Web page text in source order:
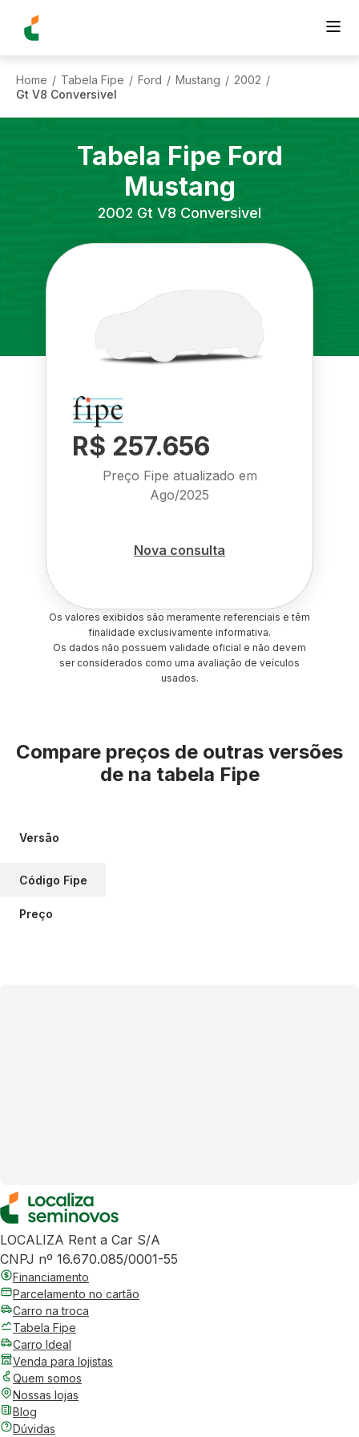
Home / Tabela Fipe / Ford / Mustang / 2002 /
Gt V8 Conversivel
Tabela Fipe Ford
Mustang
2002 Gt V8 Conversivel
R$ 257.656
Preço Fipe atualizado em
Ago/2025
Nova consulta
Os valores exibidos são meramente referenciais e têm
finalidade exclusivamente informativa.
Os dados não possuem validade oficial e não devem
ser considerados como uma avaliação de veículos
usados.
Compare preços de outras versões
de na tabela Fipe
Versão
Código Fipe
Preço
LOCALIZA Rent a Car S/A
CNPJ nº 16.670.085/0001-55
Financiamento
Parcelamento no cartão
Carro na troca
Tabela Fipe
Carro Ideal
Venda para lojistas
Quem somos
Nossas lojas
Blog
Dúvidas